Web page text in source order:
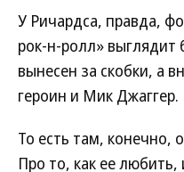
У Ричардса, правда,
рок-н-ролл» выглядит
вынесен за скобки, а
героин и Мик Джаггер.
То есть там, конечно,
Про то, как ее любить,